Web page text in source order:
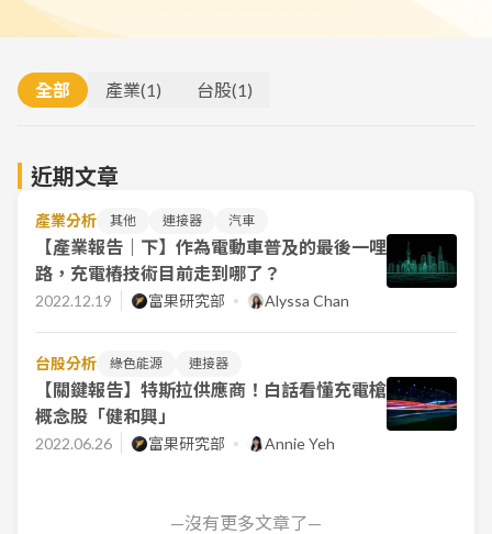
全部 產業(1) 台股(1)
近期文章
產業分析 其他 連接器 汽車
【產業報告｜下】作為電動車普及的最後一哩
路，充電樁技術目前走到哪了？
2022.12.19 富果研究部 Alyssa Chan
台股分析 綠色能源 連接器
【關鍵報告】特斯拉供應商！白話看懂充電槍
概念股「健和興」
2022.06.26 富果研究部 Annie Yeh
—沒有更多文章了—